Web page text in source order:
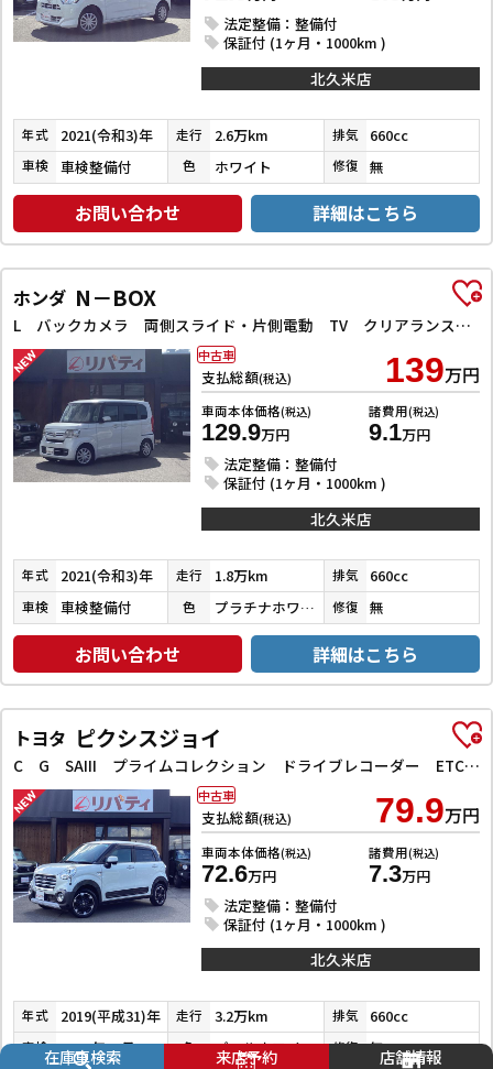
法定整備：整備付
保証付 (1ヶ月・1000km )
北久米店
年式 2021(令和3)年 走行 2.6万km 排気 660cc
車検 車検整備付 色 ホワイト 修復 無
お問い合わせ 詳細はこちら
ホンダ N－BOX
L バックカメラ 両側スライド・片側電動 TV クリアランスソナー オートクルーズコントロール レーンアシスト 衝突被害軽減システム オートライト スマートキー アイドリングストップ 電動格納ミラー
支払総額(税込) 139万円
車両本体価格(税込)
129.9万円
諸費用(税込)
9.1万円
法定整備：整備付
保証付 (1ヶ月・1000km )
中古車
北久米店
年式 2021(令和3)年 走行 1.8万km 排気 660cc
車検 車検整備付 色 プラチナホワイトパール 修復 無
お問い合わせ 詳細はこちら
トヨタ ピクシスジョイ
C G SAIII プライムコレクション ドライブレコーダー ETC バックカメラ ナビ TV クリアランスソナー 衝突被害軽減システム オートマチックハイビーム オートライト スマートキー アイドリングストップ 電動格納ミラー
支払総額(税込) 79.9万円
車両本体価格(税込)
72.6万円
諸費用(税込)
7.3万円
法定整備：整備付
保証付 (1ヶ月・1000km )
中古車
北久米店
年式 2019(平成31)年 走行 3.2万km 排気 660cc
車検 2026年10月 色 パールホワイトⅢ 修復 無
在庫車検索 来店予約 店舗情報